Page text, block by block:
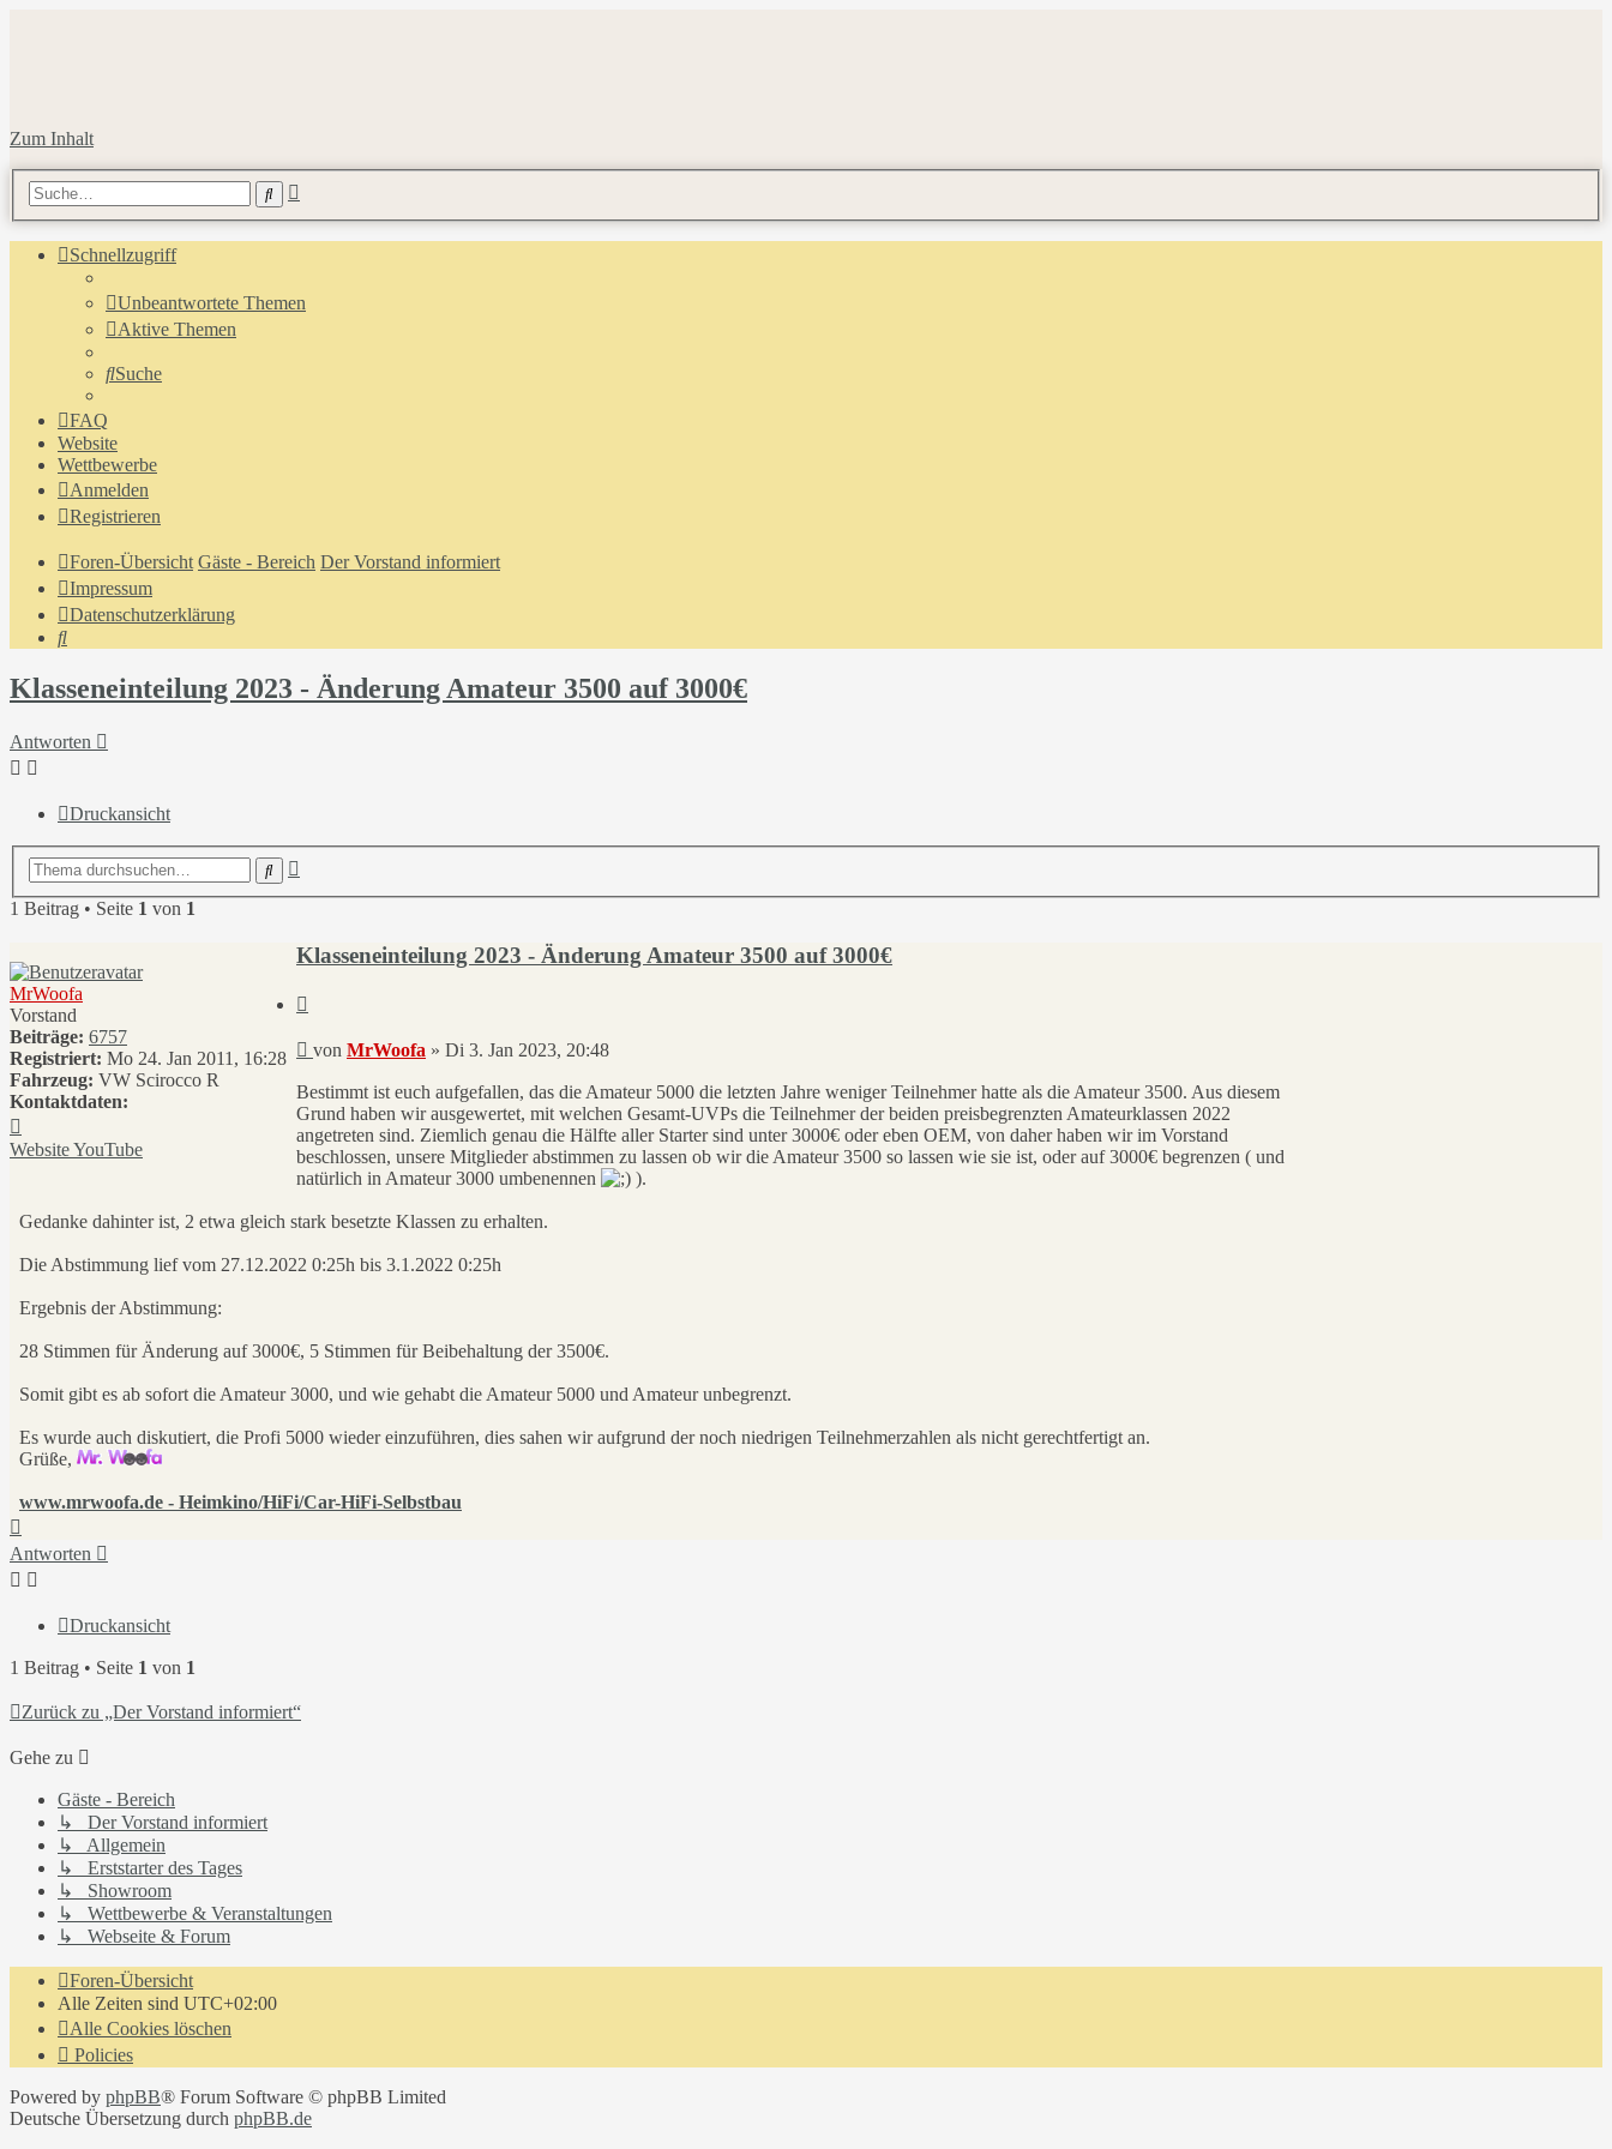
Zum Inhalt
Suche
Schnellzugriff
Unbeantwortete Themen
Aktive Themen
Suche
FAQ
Website
Wettbewerbe
Anmelden
Registrieren
Foren-Übersicht Gäste - Bereich Der Vorstand informiert
Impressum
Datenschutzerklärung
Suche
Klasseneinteilung 2023 - Änderung Amateur 3500 auf 3000€
Antworten
Druckansicht
Suche
1 Beitrag • Seite 1 von 1
MrWoofa
Vorstand
Beiträge: 6757
Registriert: Mo 24. Jan 2011, 16:28
Fahrzeug: VW Scirocco R
Kontaktdaten:
von
MrWoofa
WebsiteYouTube
Klasseneinteilung 2023 - Änderung Amateur 3500 auf 3000€
Beitrag
vonMrWoofa »Di 3. Jan 2023, 20:48
Bestimmt ist euch aufgefallen, das die Amateur 5000 die letzten Jahre weniger Teilnehmer hatte als die Amateur 3500. Aus diesem
Grund haben wir ausgewertet, mit welchen Gesamt-UVPs die Teilnehmer der beiden preisbegrenzten Amateurklassen 2022
angetreten sind. Ziemlich genau die Hälfte aller Starter sind unter 3000€ oder eben OEM, von daher haben wir im Vorstand
beschlossen, unsere Mitglieder abstimmen zu lassen ob wir die Amateur 3500 so lassen wie sie ist, oder auf 3000€ begrenzen ( und
natürlich in Amateur 3000 umbenennen
).
Gedanke dahinter ist, 2 etwa gleich stark besetzte Klassen zu erhalten.
Die Abstimmung lief vom 27.12.2022 0:25h bis 3.1.2022 0:25h
Ergebnis der Abstimmung:
28 Stimmen für Änderung auf 3000€, 5 Stimmen für Beibehaltung der 3500€.
Somit gibt es ab sofort die Amateur 3000, und wie gehabt die Amateur 5000 und Amateur unbegrenzt.
Es wurde auch diskutiert, die Profi 5000 wieder einzuführen, dies sahen wir aufgrund der noch niedrigen Teilnehmerzahlen als nicht gerechtfertigt an.
Grüße,
www.mrwoofa.de - Heimkino/HiFi/Car-HiFi-Selbstbau
oben
Antworten
Druckansicht
1 Beitrag • Seite 1 von 1
Zurück zu „Der Vorstand informiert“
Gehe zu
Gäste - Bereich
↳ Der Vorstand informiert
↳ Allgemein
↳ Erststarter des Tages
↳ Showroom
↳ Wettbewerbe & Veranstaltungen
↳ Webseite & Forum
Foren-Übersicht
Alle Zeiten sind UTC+02:00
Alle Cookies löschen
Policies
Powered by phpBB® Forum Software © phpBB Limited
Deutsche Übersetzung durch phpBB.de